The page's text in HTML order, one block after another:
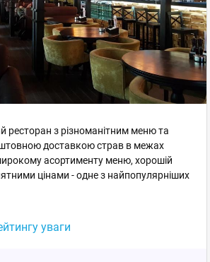
ресторан з різноманітним меню та
доставкою страв в межах
асортименту меню, хорошій
цінами - одне з найпопулярніших
уваги